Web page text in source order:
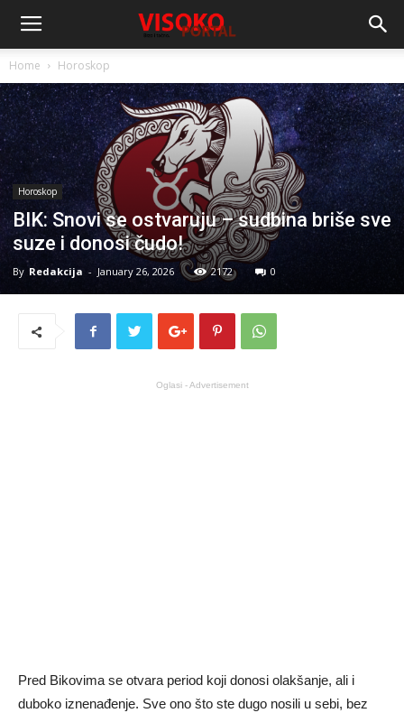
Home Horoskop
Horoskop
BIK: Snovi se ostvaruju – sudbina briše sve
suze i donosi čudo!
By Redakcija - January 26, 2026 2172 0
Oglasi - Advertisement
Pred Bikovima se otvara period koji donosi olakšanje, ali i
duboko iznenađenje. Sve ono što ste dugo nosili u sebi, bez